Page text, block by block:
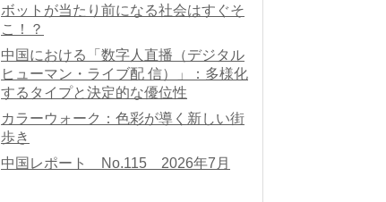
ボットが当たり前になる社会はすぐそ
こ！？
中国における「数字人直播（デジタル
ヒューマン・ライブ配 信）」：多様化
するタイプと決定的な優位性
カラーウォーク：色彩が導く新しい街
歩き
中国レポート No.115 2026年7月